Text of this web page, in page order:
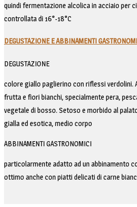
quindi fermentazione alcolica in acciaio per
controllata di 16°-18°C
DEGUSTAZIONE E ABBINAMENTI
DEGUSTAZIONE
colore giallo paglierino con riflessi verdolini.
frutta e fiori bianchi, specialmente pera,
vegetale di bosso. Setoso e morbido al
gialla ed esotica, medio corpo
ABBINAMENTI GASTRONOMICI
particolarmente adatto ad un abbinamento
ottimo anche con piatti delicati di carne